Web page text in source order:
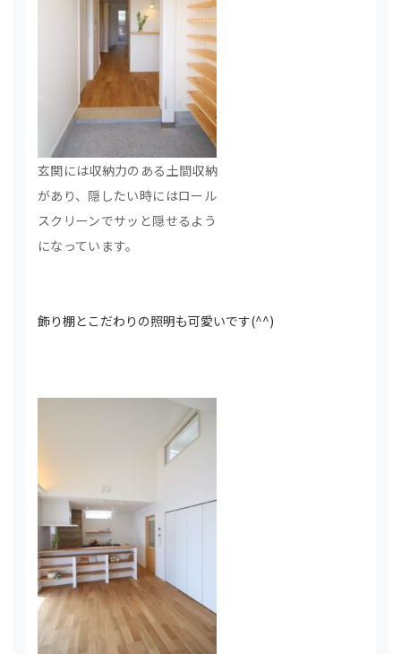
玄関には収納力のある土間収納
があり、隠したい時にはロール
スクリーンでサッと隠せるよう
になっています。
飾り棚とこだわりの照明も可愛いです(^^)